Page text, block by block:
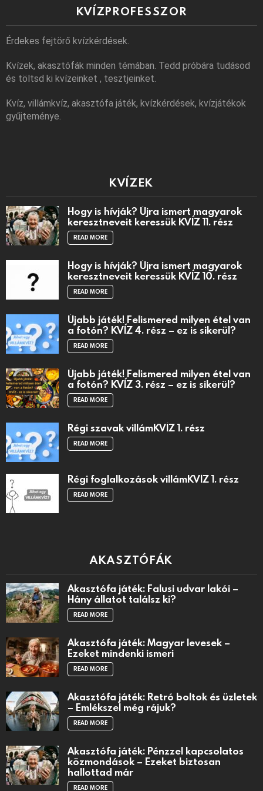
KVÍZPROFESSZOR
Érdekes fejtörő kvízkérdések.
Kvízek, akasztófák minden témában. Tedd próbára tudásod
és töltsd ki kvízeinket , tesztjeinket.
Kvíz, villámkvíz, akasztófa játék, kvízkérdések, kvízjátékok
gyűjteménye.
KVÍZEK
Hogy is hívják? Újra ismert magyarok
keresztneveit keressük KVÍZ 11. rész
READ MORE
Hogy is hívják? Újra ismert magyarok
keresztneveit keressük KVÍZ 10. rész
READ MORE
Újabb játék! Felismered milyen étel van
a fotón? KVÍZ 4. rész – ez is sikerül?
READ MORE
Újabb játék! Felismered milyen étel van
a fotón? KVÍZ 3. rész – ez is sikerül?
READ MORE
Régi szavak villámKVÍZ 1. rész
READ MORE
Régi foglalkozások villámKVÍZ 1. rész
READ MORE
AKASZTÓFÁK
Akasztófa játék: Falusi udvar lakói –
Hány állatot találsz ki?
READ MORE
Akasztófa játék: Magyar levesek –
Ezeket mindenki ismeri
READ MORE
Akasztófa játék: Retró boltok és üzletek
– Emlékszel még rájuk?
READ MORE
Akasztófa játék: Pénzzel kapcsolatos
közmondások – Ezeket biztosan
hallottad már
READ MORE